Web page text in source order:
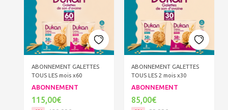
ABONNEMENT GALETTES
TOUS LES mois x60
ABONNEMENT
115,00€
ABONNEMENT GALETTES
TOUS LES 2 mois x30
ABONNEMENT
85,00€